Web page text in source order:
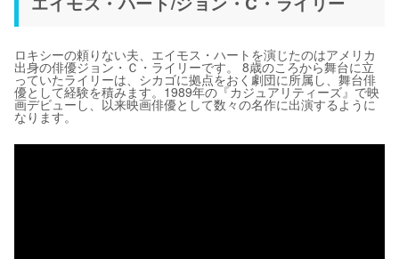
ロキシーの頼りない夫、エイモス・ハートを演じたのはアメリカ
出身の俳優ジョン・Ｃ・ライリーです。 8歳のころから舞台に立
っていたライリーは、シカゴに拠点をおく劇団に所属し、舞台俳
優として経験を積みます。1989年の『カジュアリティーズ』で映
画デビューし、以来映画俳優として数々の名作に出演するように
なります。